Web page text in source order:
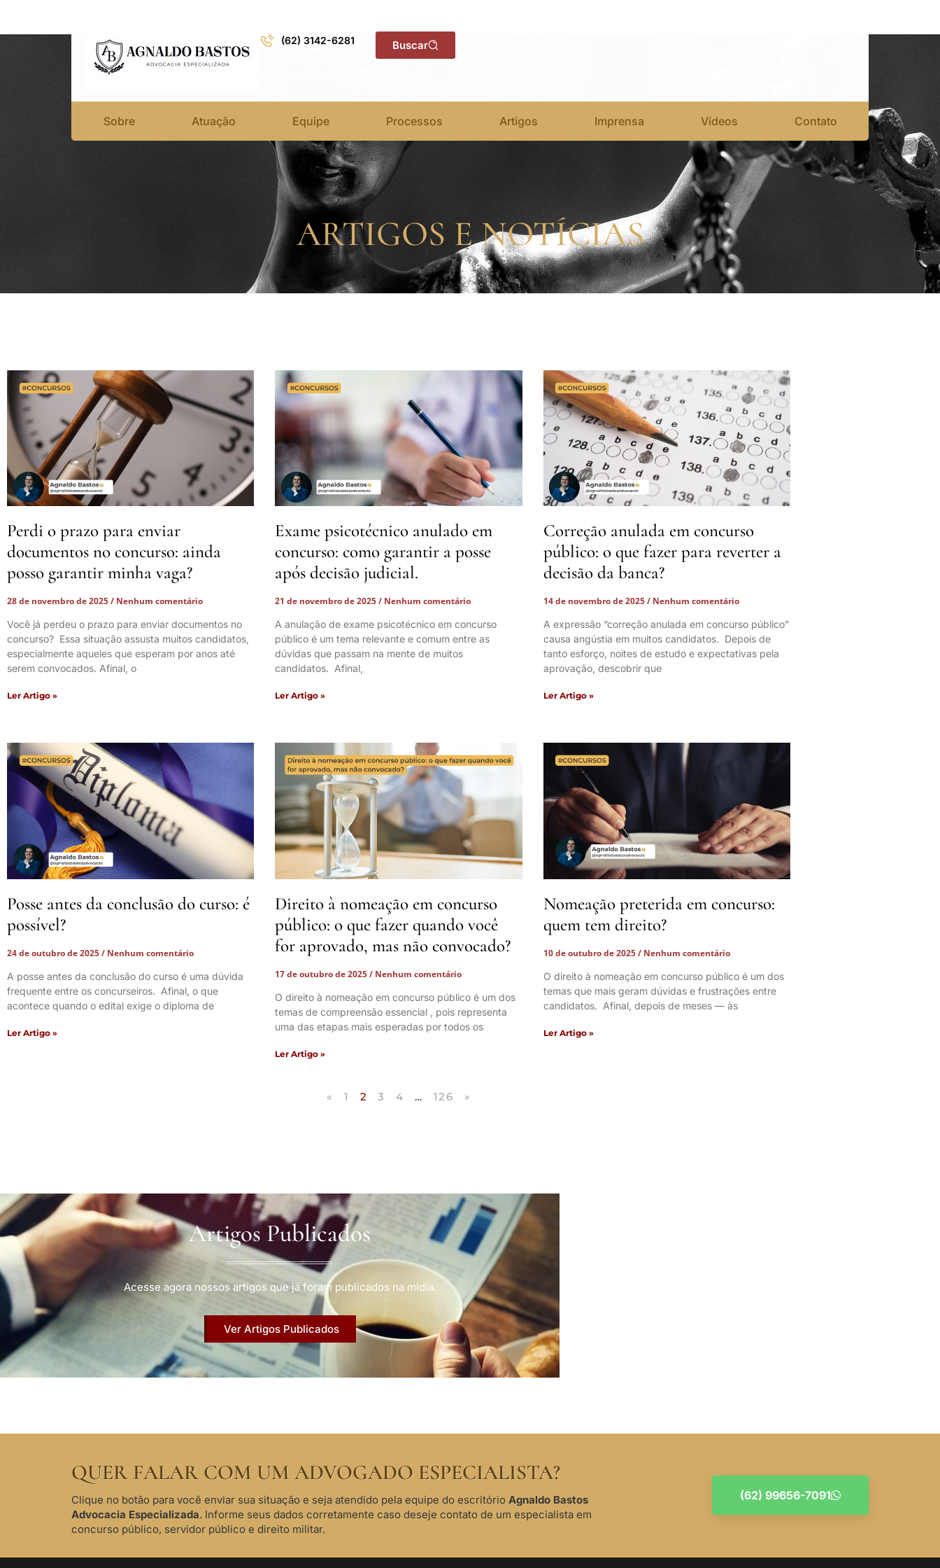
(62) 3142-6281 Buscar
Sobre Atuação Equipe Processos Artigos Imprensa Vídeos Contato
ARTIGOS E NOTÍCIAS
Perdi o prazo para enviar
documentos no concurso: ainda
posso garantir minha vaga?
28 de novembro de 2025
Nenhum comentário
Você já perdeu o prazo para enviar documentos no
concurso? Essa situação assusta muitos candidatos,
especialmente aqueles que esperam por anos até
serem convocados. Afinal, o
Ler Artigo »
Exame psicotécnico anulado em
concurso: como garantir a posse
após decisão judicial.
21 de novembro de 2025 Nenhum comentário
A anulação de exame psicotécnico em concurso
público é um tema relevante e comum entre as
dúvidas que passam na mente de muitos
candidatos. Afinal,
Ler Artigo »
Correção anulada em concurso
público: o que fazer para reverter a
decisão da banca?
14 de novembro de 2025 Nenhum comentário
A expressão “correção anulada em concurso público”
causa angústia em muitos candidatos. Depois de
tanto esforço, noites de estudo e expectativas pela
aprovação, descobrir que
Ler Artigo »
Posse antes da conclusão do curso: é
possível?
24 de outubro de 2025
Nenhum comentário
A posse antes da conclusão do curso é uma dúvida
frequente entre os concurseiros. Afinal, o que
acontece quando o edital exige o diploma de
Ler Artigo »
Direito à nomeação em concurso
público: o que fazer quando você
for aprovado, mas não convocado?
17 de outubro de 2025 Nenhum comentário
O direito à nomeação em concurso público é um dos
temas de compreensão essencial , pois representa
uma das etapas mais esperadas por todos os
Ler Artigo »
Nomeação preterida em concurso:
quem tem direito?
10 de outubro de 2025 Nenhum comentário
O direito à nomeação em concurso público é um dos
temas que mais geram dúvidas e frustrações entre
candidatos. Afinal, depois de meses — às
Ler Artigo »
« 1 2 3 4 … 126 »
Artigos Publicados
Acesse agora nossos artigos que já foram publicados na mídia.
Ver Artigos Publicados
QUER FALAR COM UM ADVOGADO ESPECIALISTA?
Clique no botão para você enviar sua situação e seja atendido pela equipe do escritório Agnaldo Bastos
Advocacia Especializada. Informe seus dados corretamente caso deseje contato de um especialista em
concurso público, servidor público e direito militar.
(62) 99656-7091